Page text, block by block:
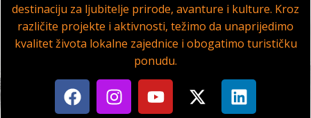
destinaciju za ljubitelje prirode, avanture i kulture. Kroz
različite projekte i aktivnosti, težimo da unaprijedimo
kvalitet života lokalne zajednice i obogatimo turističku
ponudu.